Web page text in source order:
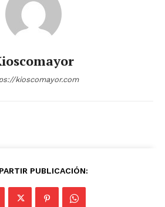
kioscomayor.com
PUBLICACIÓN: